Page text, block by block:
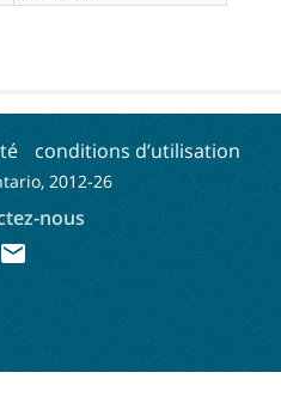
conditions d’utilisation
2012-26
nous
mail